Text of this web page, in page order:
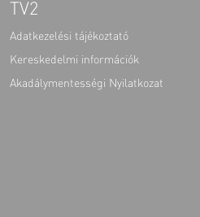
TV2
Adatkezelési tájékoztató
Kereskedelmi információk
Akadálymentességi Nyilatkozat